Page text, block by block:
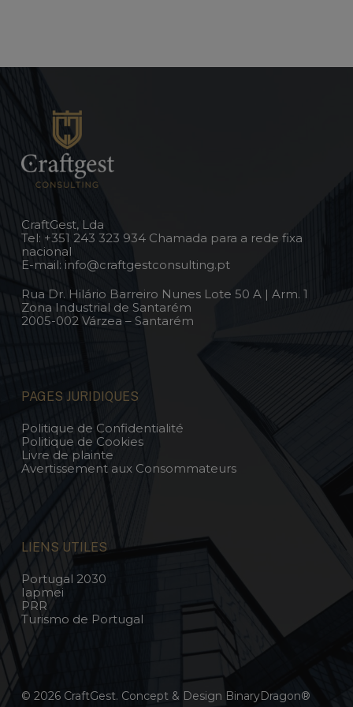
CraftGest, Lda
Tel: +351 243 323 934 Chamada para a rede fixa
nacional
E-mail: info@craftgestconsulting.pt
Rua Dr. Hilário Barreiro Nunes Lote 50 A | Arm. 1
Zona Industrial de Santarém
2005-002 Várzea – Santarém
PAGES JURIDIQUES
Politique de Confidentialité
Politique de Cookies
Livre de plainte
Avertissement aux Consommateurs
LIENS UTILES
Portugal 2030
Iapmei
PRR
Turismo de Portugal
© 2026 CraftGest. Concept & Design BinaryDragon®